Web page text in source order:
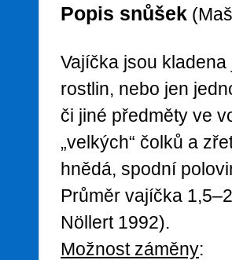
Popis snůšek
Vajíčka jsou
rostlin, nebo jen
či jiné předměty ve
„velkých“ čolků a
hnědá, spodní
Průměr vajíčka
Nöllert 1992).
Možnost záměny: